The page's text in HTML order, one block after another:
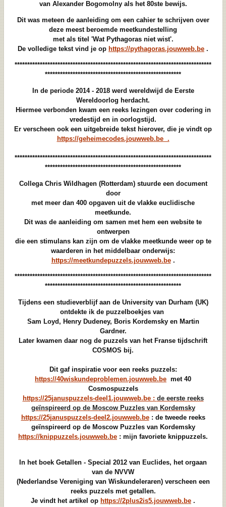
van Alexander Bogomolny als het 80ste bewijs.
Dit was meteen de aanleiding om een cahier te schrijven over
deze meest beroemde meetkundestelling
met als titel 'Wat Pythagoras niet wist'.
De volledige tekst vind je op https://pythagoras.jouwweb.be .
******************************************************************************
******************************************************
In de periode 2014 - 2018 werd wereldwijd de Eerste
Wereldoorlog herdacht.
Hiermee verbonden kwam een reeks lezingen over codering in
vredestijd en in oorlogstijd.
Er verscheen ook een uitgebreide tekst hierover, die je vindt op
https://geheimecodes.jouwweb.be .
******************************************************************************
******************************************************
Collega Chris Wildhagen (Rotterdam) stuurde een document
door
met meer dan 400 opgaven uit de vlakke euclidische
meetkunde.
Dit was de aanleiding om samen met hem een website te
ontwerpen
die een stimulans kan zijn om de vlakke meetkunde weer op te
waarderen in het middelbaar onderwijs:
https://meetkundepuzzels.jouwweb.be.
******************************************************************************
******************************************************
Tijdens een studieverblijf aan de University van Durham (UK)
ontdekte ik de puzzelboekjes van
Sam Loyd, Henry Dudeney, Boris Kordemsky en Martin
Gardner.
Later kwamen daar nog de puzzels van het Franse tijdschrift
COSMOS bij.
Dit gaf inspiratie voor een reeks puzzels:
https://40wiskundeproblemen.jouwweb.be met 40
Cosmospuzzels
https://25januspuzzels-deel1.jouwweb.be : de eerste reeks
geïnspireerd op de Moscow Puzzles van Kordemsky
https://25januspuzzels-deel2.jouwweb.be: de tweede reeks
geïnspireerd op de Moscow Puzzles van Kordemsky
https://knippuzzels.jouwweb.be : mijn favoriete knippuzzels.
In het boek Getallen - Special 2012 van Euclides, het orgaan
van de NVVW
(Nederlandse Vereniging van Wiskundeleraren) verscheen een
reeks puzzels met getallen.
Je vindt het artikel op https://2plus2is5.jouwweb.be .